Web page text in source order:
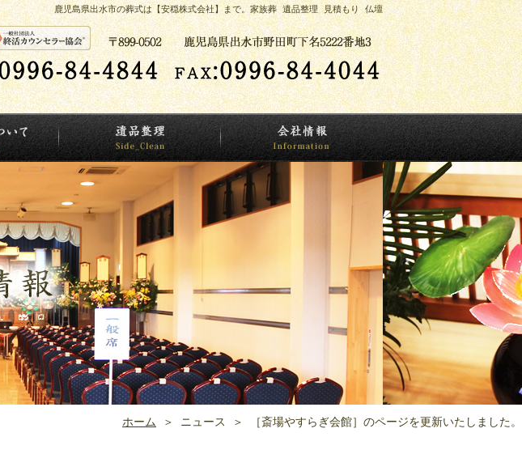
鹿児島県出水市の葬式は【安穏株式会社】まで。家族葬 遺品整理 見積もり 仏壇
ホーム ＞ ニュース ＞ ［斎場やすらぎ会館］のページを更新いたしました。